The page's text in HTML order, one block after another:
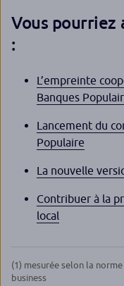
Vous pourriez
:
L’empreinte
Banques
Lancement du
Populaire
La nouvelle
Contribuer à la
local
(1) mesurée selon la
business